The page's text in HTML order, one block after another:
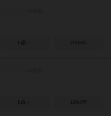
6歳～ 2008年
8歳～ 1994年